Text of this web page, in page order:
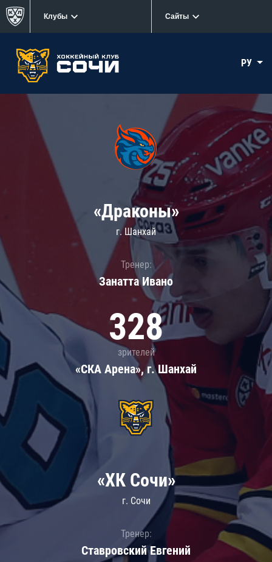
Клубы Сайты
РУ
«Драконы»
г. Шанхай
Тренер:
Занатта Иванo
328
зрителей
«СКА Арена», г. Шанхай
«ХК Сочи»
г. Сочи
Тренер:
Ставровский Евгений